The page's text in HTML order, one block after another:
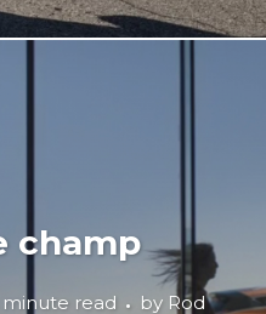
champ
minute read by Rod